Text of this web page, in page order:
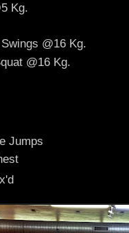
Kg.
@16 Kg.
@16 Kg.
Jumps